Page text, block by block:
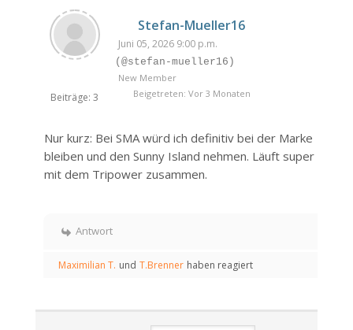
Beiträge: 3
Stefan-Mueller16
Juni 05, 2026 9:00 p.m.
(@stefan-mueller16)
New Member
Beigetreten: Vor 3 Monaten
Nur kurz: Bei SMA würd ich definitiv bei der Marke
bleiben und den Sunny Island nehmen. Läuft super
mit dem Tripower zusammen.
Antwort
Maximilian T. und T.Brenner haben reagiert